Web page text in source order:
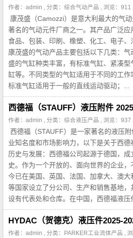
作者：admin , 分类： 综合气动产品 , 浏览：911
康茂盛（Camozzi）是意大利最大的气
著名的气动元件厂商之一。其产品广泛应
食品、包装、印刷、橡塑、化工、电子、
康茂盛的气动产品主要包括以下几类：
盛的气缸种类丰富，有标准气缸、紧凑
缸等。不同类型的气缸适用于不同的工作
标准气缸适用于一般的直线运动驱动；...
西德福（STAUFF）液压附件
作者：admin , 分类： 综合液压产品 , 浏览：937
西德福（STAUFF）是一家著名的液压
业知名度和市场影响力，以下是关于西
历史与发展：西德福公司起源于德国，
史。作为一个开放的、面向世界的企业
今已在美国、英国、法国、加拿大、澳
等国家设立了分公司、生产和销售基地
设有代表处和仓库。在中国，西德福液压
HYDAC（贺德克）液压件2025-
作者：admin , 分类： PARKER工业流体产品 ,